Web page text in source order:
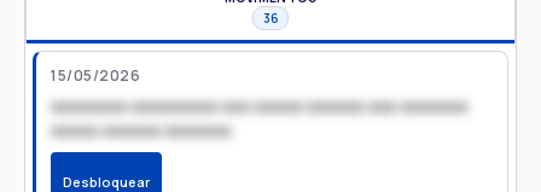
36
15/05/2026
xxxxxxxx xxxxxxxxx xxx xxxxx xxxxxx xxx xxxxxxx
xxxxx xxxxxx xxxxxxx
Desbloquear